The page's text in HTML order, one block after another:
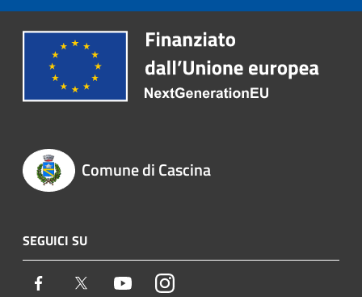
Comune di Cascina
SEGUICI SU
Facebook Twitter YoutubeInstagram